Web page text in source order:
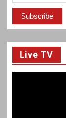
Live TV